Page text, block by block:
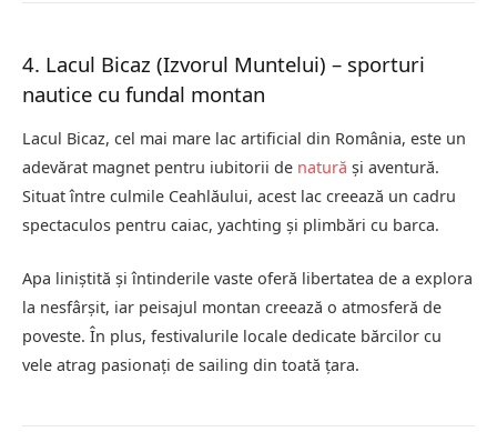
4. Lacul Bicaz (Izvorul Muntelui) – sporturi
nautice cu fundal montan
Lacul Bicaz, cel mai mare lac artificial din România, este un
adevărat magnet pentru iubitorii de natură și aventură.
Situat între culmile Ceahlăului, acest lac creează un cadru
spectaculos pentru caiac, yachting și plimbări cu barca.
Apa liniștită și întinderile vaste oferă libertatea de a explora
la nesfârșit, iar peisajul montan creează o atmosferă de
poveste. În plus, festivalurile locale dedicate bărcilor cu
vele atrag pasionați de sailing din toată țara.